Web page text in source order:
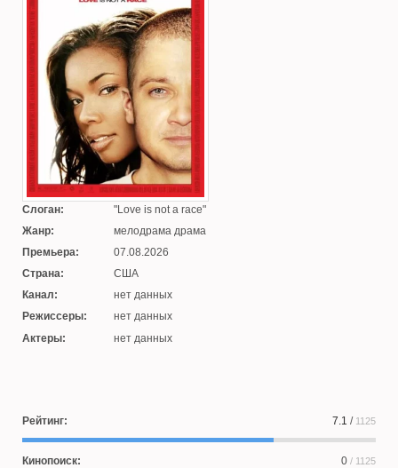
Слоган:
Love is not a race
Жанр:
мелодрама драма
Премьера:
07.08.2026
Страна:
США
Канал:
нет данных
Режиссеры:
нет данных
Актеры:
нет данных
Рейтинг: 7.1 / 1125
Кинопоиск: 0 / 1125